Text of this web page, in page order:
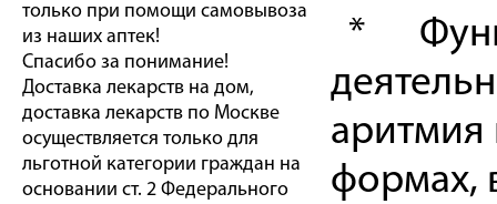
только при помощи самовывоза
из наших аптек!
Спасибо за понимание!
Доставка лекарств на дом,
доставка лекарств по Москве
осуществляется только для
льготной категории граждан на
основании ст. 2 Федерального
*
аритмия
формах,